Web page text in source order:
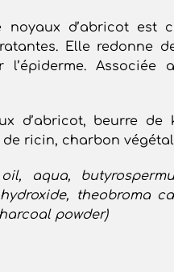
noyaux d’abricot est
Elle redonne
Associée
d’abricot, beurre de
ricin, charbon
aqua,
theobroma
powder)